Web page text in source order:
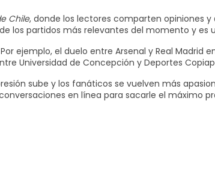
Chile, donde los lectores comparten opiniones
los partidos más relevantes del momento y es
ejemplo, el duelo entre Arsenal y Real Madrid
Universidad de Concepción y Deportes
sube y los fanáticos se vuelven más
en línea para sacarle el máximo